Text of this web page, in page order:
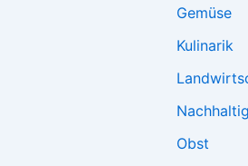
Gemüse
Kulinarik
Obst